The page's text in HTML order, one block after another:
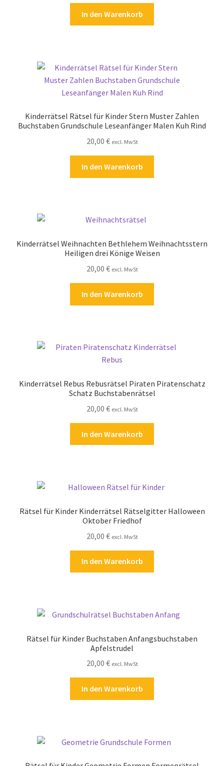
In den Warenkorb
Kinderrätsel Rätsel für Kinder Stern Muster Zahlen
Buchstaben Grundschule Leseanfänger Malen Kuh Rind
20,00 € excl. MwSt
In den Warenkorb
Kinderrätsel Weihnachten Bethlehem Weihnachtsstern
Heiligen drei Könige Weisen
20,00 € excl. MwSt
In den Warenkorb
Kinderrätsel Rebus Rebusrätsel Piraten Piratenschatz
Schatz Buchstabenrätsel
20,00 € excl. MwSt
In den Warenkorb
Rätsel für Kinder Kinderrätsel Rätselgitter Halloween
Oktober Friedhof
20,00 € excl. MwSt
In den Warenkorb
Rätsel für Kinder Buchstaben Anfangsbuchstaben
Apfelstrudel
20,00 € excl. MwSt
In den Warenkorb